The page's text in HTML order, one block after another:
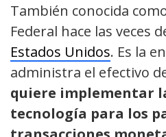
También conocida
Federal hace las veces
Estados Unidos. Es la
administra el efectivo
quiere implementar
tecnología para los